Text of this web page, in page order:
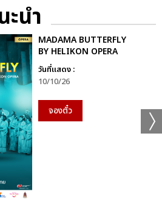
ะนำ
MADAMA BUTTERFLY
BY HELIKON OPERA
วันที่แสดง :
10/10/26
จองตั๋ว